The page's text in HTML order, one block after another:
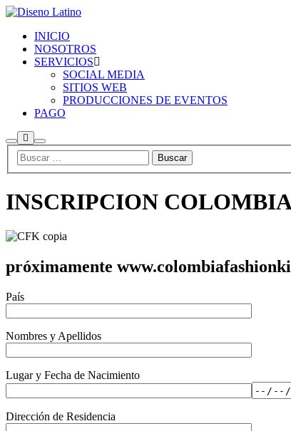
INICIO
NOSOTROS
SERVICIOS
SOCIAL MEDIA
SITIOS WEB
PRODUCCIONES DE EVENTOS
PAGO
Buscar
Más
información
Menú
principal
INSCRIPCION
próximamente
País
Nombres y Apellidos
Lugar y Fecha de Nacimiento
Dirección de Residencia